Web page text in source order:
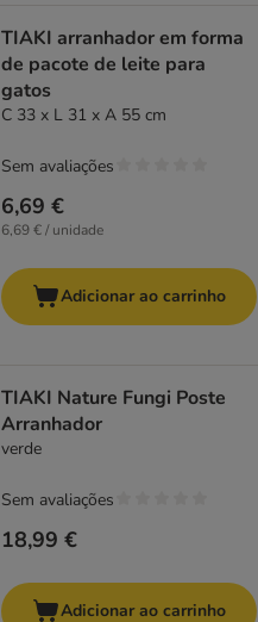
TIAKI arranhador em forma
de pacote de leite para
gatos
C 33 x L 31 x A 55 cm
6,69 €
6,69 € / unidade
Sem avaliações
Adicionar ao carrinho
TIAKI Nature Fungi Poste
Arranhador
verde
18,99 €
Sem avaliações
Adicionar ao carrinho